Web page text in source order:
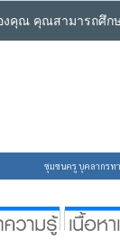
คุณ คุณสามารถศึกษ
ชุมชนครู บุคลากรท